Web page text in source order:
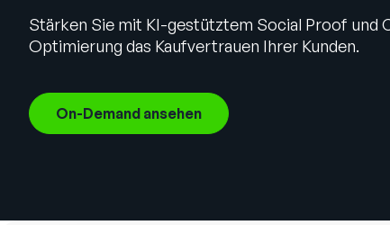
Stärken Sie mit KI-gestütztem Social Proof und
Optimierung das Kaufvertrauen Ihrer Kunden.
On-Demand ansehen